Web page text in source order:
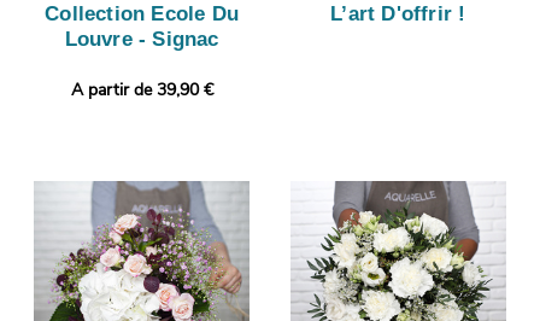
Collection Ecole Du
Louvre - Signac
A partir de 39,90 €
L’art D'offrir !